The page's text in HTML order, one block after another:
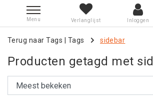
Menu Verlanglijst Inloggen
Terug naar Tags Tags sidebar
Producten getagd met